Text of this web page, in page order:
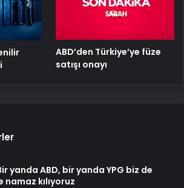
ABD’den Türkiye’ye füze
satışı onayı
yanda ABD, bir yanda YPG biz de
namaz kılıyoruz